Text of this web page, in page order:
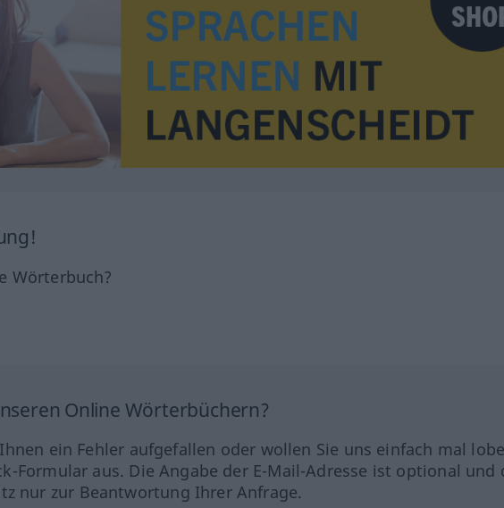
Wörterbuch?
Online Wörterbüchern?
ein Fehler aufgefallen oder wollen Sie uns einfach mal
Formular aus. Die Angabe der E-Mail-Adresse ist optional und
nur zur Beantwortung Ihrer Anfrage.